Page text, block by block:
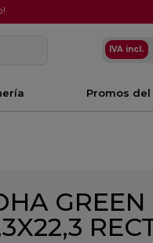
IVA incl.
Promos del